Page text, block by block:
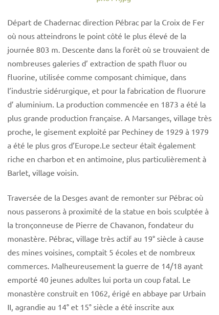
Départ de Chadernac direction Pébrac par la Croix de Fer
où nous atteindrons le point côté le plus élevé de la
journée 803 m. Descente dans la forêt où se trouvaient de
nombreuses galeries d’ extraction de spath fluor ou
fluorine, utilisée comme composant chimique, dans
l’industrie sidérurgique, et pour la fabrication de fluorure
d’ aluminium. La production commencée en 1873 a été la
plus grande production française. A Marsanges, village très
proche, le gisement exploité par Pechiney de 1929 à 1979
a été le plus gros d’Europe.Le secteur était également
riche en charbon et en antimoine, plus particulièrement à
Barlet, village voisin.
Traversée de la Desges avant de remonter sur Pébrac où
nous passerons à proximité de la statue en bois sculptée à
la tronçonneuse de Pierre de Chavanon, fondateur du
monastère. Pébrac, village très actif au 19° siècle à cause
des mines voisines, comptait 5 écoles et de nombreux
commerces. Malheureusement la guerre de 14/18 ayant
emporté 40 jeunes adultes lui porta un coup fatal. Le
monastère construit en 1062, érigé en abbaye par Urbain
II, agrandie au 14° et 15° siècle a été inscrite aux